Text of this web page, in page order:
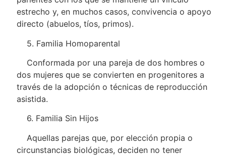
estrecho y, en muchos casos, convivencia o apoyo
directo (abuelos, tíos, primos).
5. Familia Homoparental
Conformada por una pareja de dos hombres o
dos mujeres que se convierten en progenitores a
través de la adopción o técnicas de reproducción
asistida.
6. Familia Sin Hijos
Aquellas parejas que, por elección propia o
circunstancias biológicas, deciden no tener